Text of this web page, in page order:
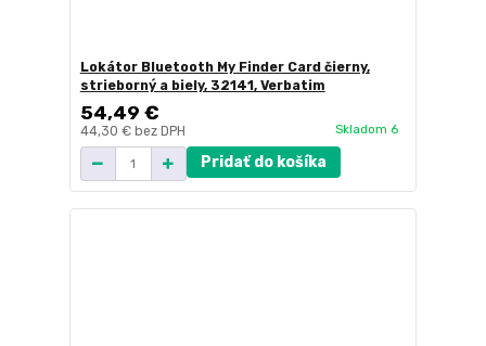
Lokátor Bluetooth My Finder Card čierny,
strieborný a biely, 32141, Verbatim
54,49 €
44,30 € bez DPH Skladom 6
Pridať do košíka